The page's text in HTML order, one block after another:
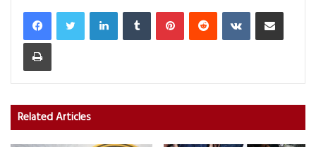
LinkedInTumblr PinterestReddit VKontakteShare via Email
Print
Related Articles